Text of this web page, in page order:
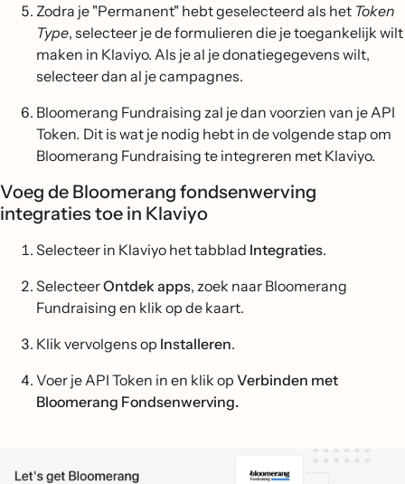
Zodra je "Permanent" hebt geselecteerd als het Token
Type, selecteer je de formulieren die je toegankelijk wilt
maken in Klaviyo. Als je al je donatiegegevens wilt,
selecteer dan al je campagnes.
Bloomerang Fundraising zal je dan voorzien van je API
Token. Dit is wat je nodig hebt in de volgende stap om
Bloomerang Fundraising te integreren met Klaviyo.
Voeg de Bloomerang fondsenwerving
integraties toe in Klaviyo
Selecteer in Klaviyo het tabblad Integraties.
SelecteerOntdek apps, zoek naar Bloomerang
Fundraising en klik op de kaart.
Klik vervolgens op Installeren.
Voer je API Token in en klik op Verbinden met
Bloomerang Fondsenwerving.